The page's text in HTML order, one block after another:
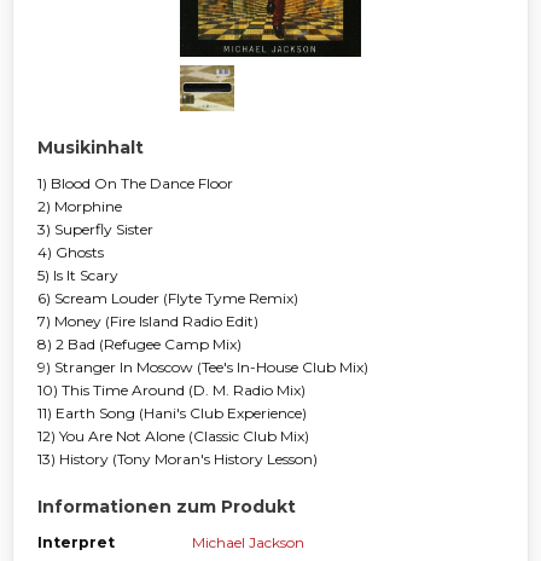
Musikinhalt
1) Blood On The Dance Floor
2) Morphine
3) Superfly Sister
4) Ghosts
5) Is It Scary
6) Scream Louder (Flyte Tyme Remix)
7) Money (Fire Island Radio Edit)
8) 2 Bad (Refugee Camp Mix)
9) Stranger In Moscow (Tee's In-House Club Mix)
10) This Time Around (D. M. Radio Mix)
11) Earth Song (Hani's Club Experience)
12) You Are Not Alone (Classic Club Mix)
13) History (Tony Moran's History Lesson)
Informationen zum Produkt
Interpret
Michael Jackson